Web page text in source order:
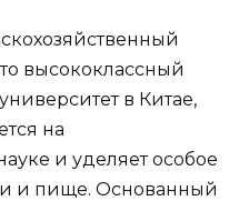
высококлассный
в Китае,
на
и уделяет особое
и пище. Основанный